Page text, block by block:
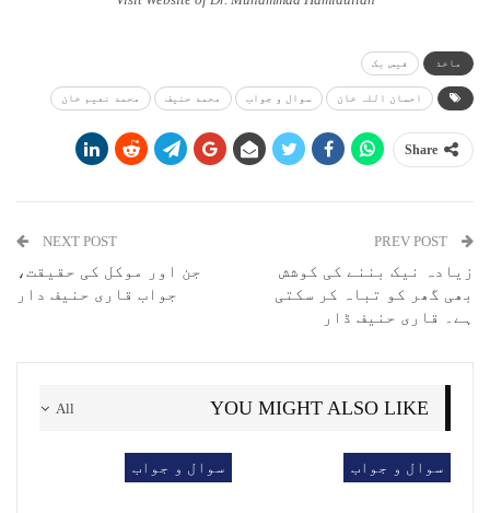
ماخذ فیس بک
احسان اللہ خان سوال و جواب محمد حنیف محمد نعیم خان
Share
زیادہ نیک بننے کی کوشش
بھی گھر کو تباہ کر سکتی
ہے۔ قاری حنیف ڈار
NEXT POST
جن اور موکل کی حقیقت،
جواب قاری حنیف دار
All YOU MIGHT ALSO LIKE
سوال و جواب سوال و جواب